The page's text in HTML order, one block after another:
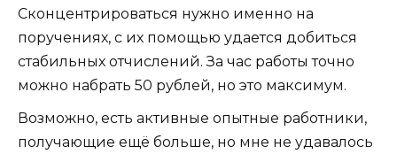
Сконцентрироваться нужно именно на
поручениях, с их помощью удается добиться
стабильных отчислений. За час работы точно
можно набрать 50 рублей, но это максимум.
Возможно, есть активные опытные работники,
получающие ещё больше, но мне не удавалось